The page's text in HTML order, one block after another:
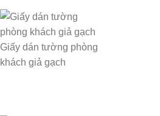
Giấy dán tường phòng
khách giả gạch